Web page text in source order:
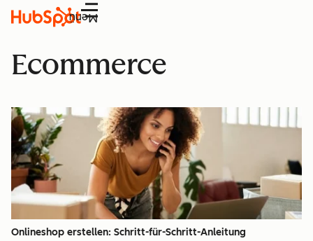
Menü
Ecommerce
Onlineshop erstellen: Schritt-für-Schritt-Anleitung